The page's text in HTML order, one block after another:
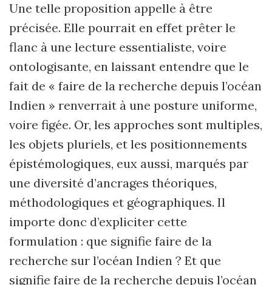
Une telle proposition appelle à être
précisée. Elle pourrait en effet prêter le
flanc à une lecture essentialiste, voire
ontologisante, en laissant entendre que le
fait de « faire de la recherche depuis l’océan
Indien » renverrait à une posture uniforme,
voire figée. Or, les approches sont multiples,
les objets pluriels, et les positionnements
épistémologiques, eux aussi, marqués par
une diversité d’ancrages théoriques,
méthodologiques et géographiques. Il
importe donc d’expliciter cette
formulation : que signifie faire de la
recherche sur l’océan Indien ? Et que
signifie faire de la recherche depuis l’océan